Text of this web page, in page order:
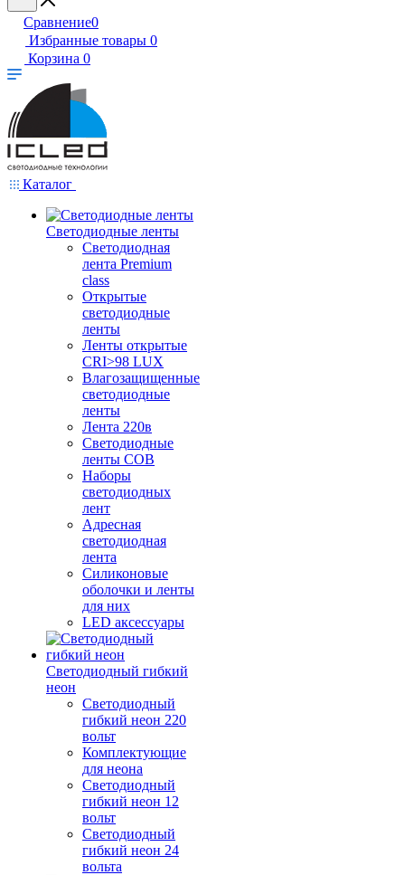
Сравнение0
Избранные товары 0
Корзина 0
Каталог
Светодиодные ленты
Светодиодная
лента Premium
class
Открытые
светодиодные
ленты
Ленты открытые
CRI>98 LUX
Влагозащищенные
светодиодные
ленты
Лента 220в
Светодиодные
ленты COB
Наборы
светодиодных
лент
Адресная
светодиодная
лента
Силиконовые
оболочки и ленты
для них
LED аксессуары
Светодиодный гибкий
неон
Светодиодный
гибкий неон 220
вольт
Комплектующие
для неона
Светодиодный
гибкий неон 12
вольт
Светодиодный
гибкий неон 24
вольта